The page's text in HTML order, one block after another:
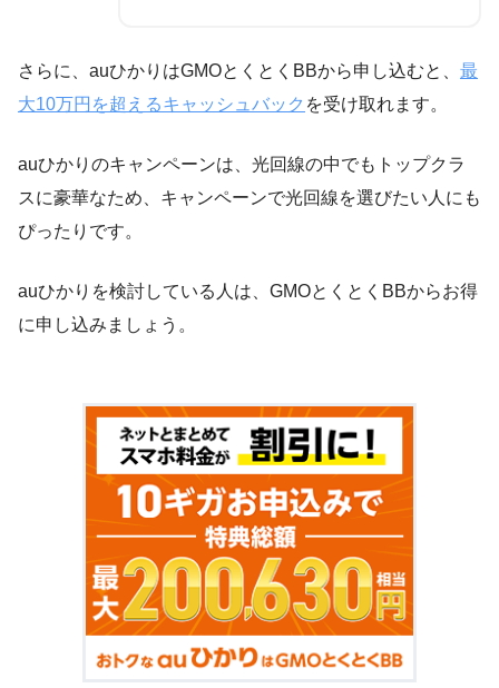
さらに、auひかりはGMOとくとくBBから申し込むと、 最
大10万円を超えるキャッシュバック を受け取れます。
auひかりのキャンペーンは、光回線の中でもトップクラ
スに豪華なため、キャンペーンで光回線を選びたい人にも
ぴったりです。
auひかりを検討している人は、GMOとくとくBBからお得
に申し込みましょう。